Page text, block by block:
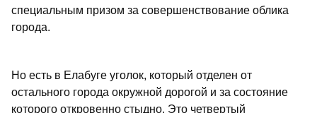
специальным призом за совершенствование облика
города.
Но есть в Елабуге уголок, который отделен от
остального города окружной дорогой и за состояние
которого откровенно стыдно. Это четвертый